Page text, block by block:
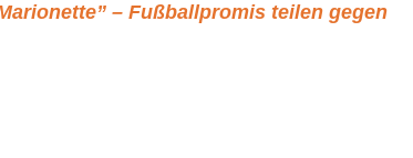
– Fußballpromis teilen gegen